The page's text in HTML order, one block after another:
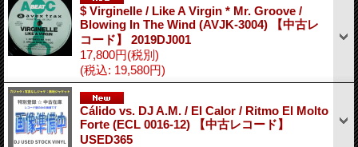
$ Virginelle / Like A Virgin * Mr. Groove /
Blowing In The Wind (AVJK-3004) 【中古レ
コード】 2019DJ001
17,800円(税別)
(税込: 19,580円)
Cálido vs. DJ A.M. / El Calor / Ritmo El Molto
Forte (ECL 0016-12) 【中古レコード】
USED365